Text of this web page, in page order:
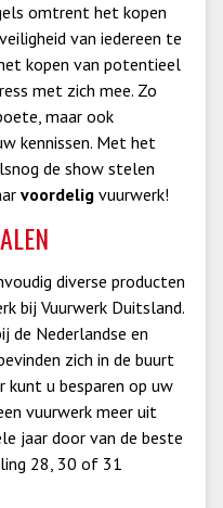
omtrent het kopen
van iedereen te
kopen van potentieel
met zich mee. Zo
maar ook
kennissen. Met het
de show stelen
voordelig vuurwerk!
diverse producten
bij Vuurwerk Duitsland.
de Nederlandse en
zich in de buurt
kunt u besparen op uw
vuurwerk meer uit
jaar door van de beste
28, 30 of 31